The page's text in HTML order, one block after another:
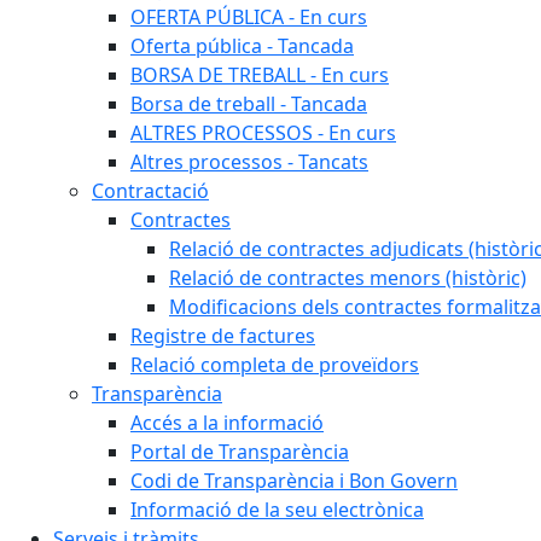
OFERTA PÚBLICA - En curs
Oferta pública - Tancada
BORSA DE TREBALL - En curs
Borsa de treball - Tancada
ALTRES PROCESSOS - En curs
Altres processos - Tancats
Contractació
Contractes
Relació de contractes adjudicats
Relació de contractes menors (històric)
Modificacions dels contractes
Registre de factures
Relació completa de proveïdors
Transparència
Accés a la informació
Portal de Transparència
Codi de Transparència i Bon Govern
Informació de la seu electrònica